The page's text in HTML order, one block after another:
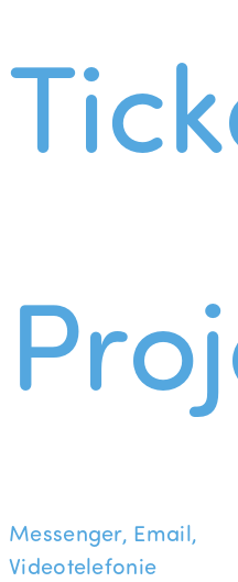
Messenger, Email,
Videotelefonie